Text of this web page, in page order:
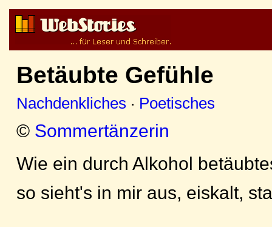
Betäubte Gefühle
Nachdenkliches · Poetisches
© Sommertänzerin
Wie ein durch Alkohol
so sieht's in mir aus, eiskalt,